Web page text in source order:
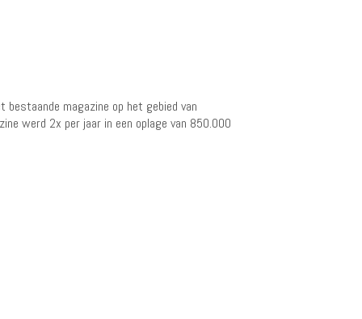
bestaande magazine op het gebied van
werd 2x per jaar in een oplage van 850.000